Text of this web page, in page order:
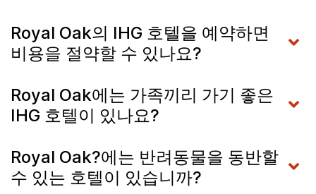
Royal Oak의 IHG 호텔을 예약하면
비용을 절약할 수 있나요?
Royal Oak에는 가족끼리 가기 좋은
IHG 호텔이 있나요?
Royal Oak?에는 반려동물을 동반할
수 있는 호텔이 있습니까?